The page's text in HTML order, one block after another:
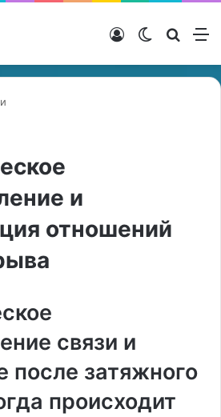
Switch skin
Войти
и
отношений
связи и
после затяжного
происходит